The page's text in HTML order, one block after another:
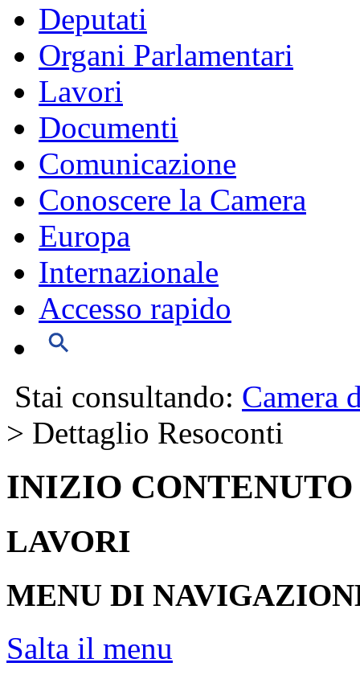
Deputati
Organi Parlamentari
Lavori
Documenti
Comunicazione
Conoscere la Camera
Europa
Internazionale
Accesso rapido
Stai consultando: Camera
> Dettaglio Resoconti
INIZIO CONTENUTO
LAVORI
MENU DI
Salta il menu